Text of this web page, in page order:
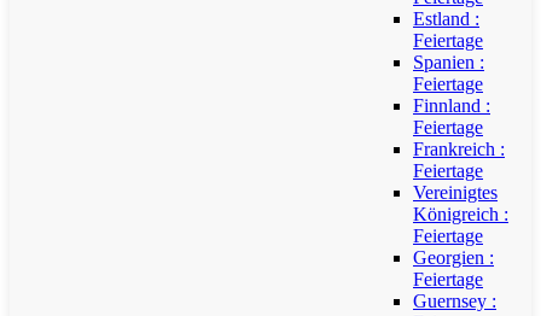
Estland :
Feiertage
Spanien :
Feiertage
Finnland :
Feiertage
Frankreich :
Feiertage
Vereinigtes
Königreich :
Feiertage
Georgien :
Feiertage
Guernsey :